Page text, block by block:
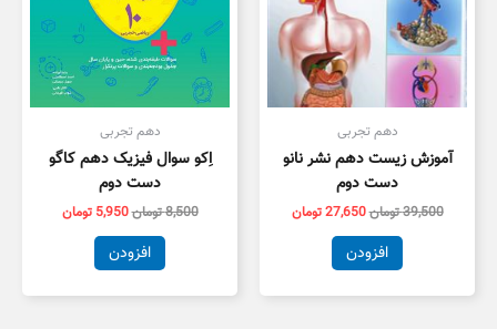
دهم تجربی
آموزش زیست دهم نشر نانو
دست دوم
39,500تومان27,650تومان
افزودن
دهم تجربی
اِکو سوال فیزیک دهم کاگو
دست دوم
8,500تومان5,950 تومان
افزودن